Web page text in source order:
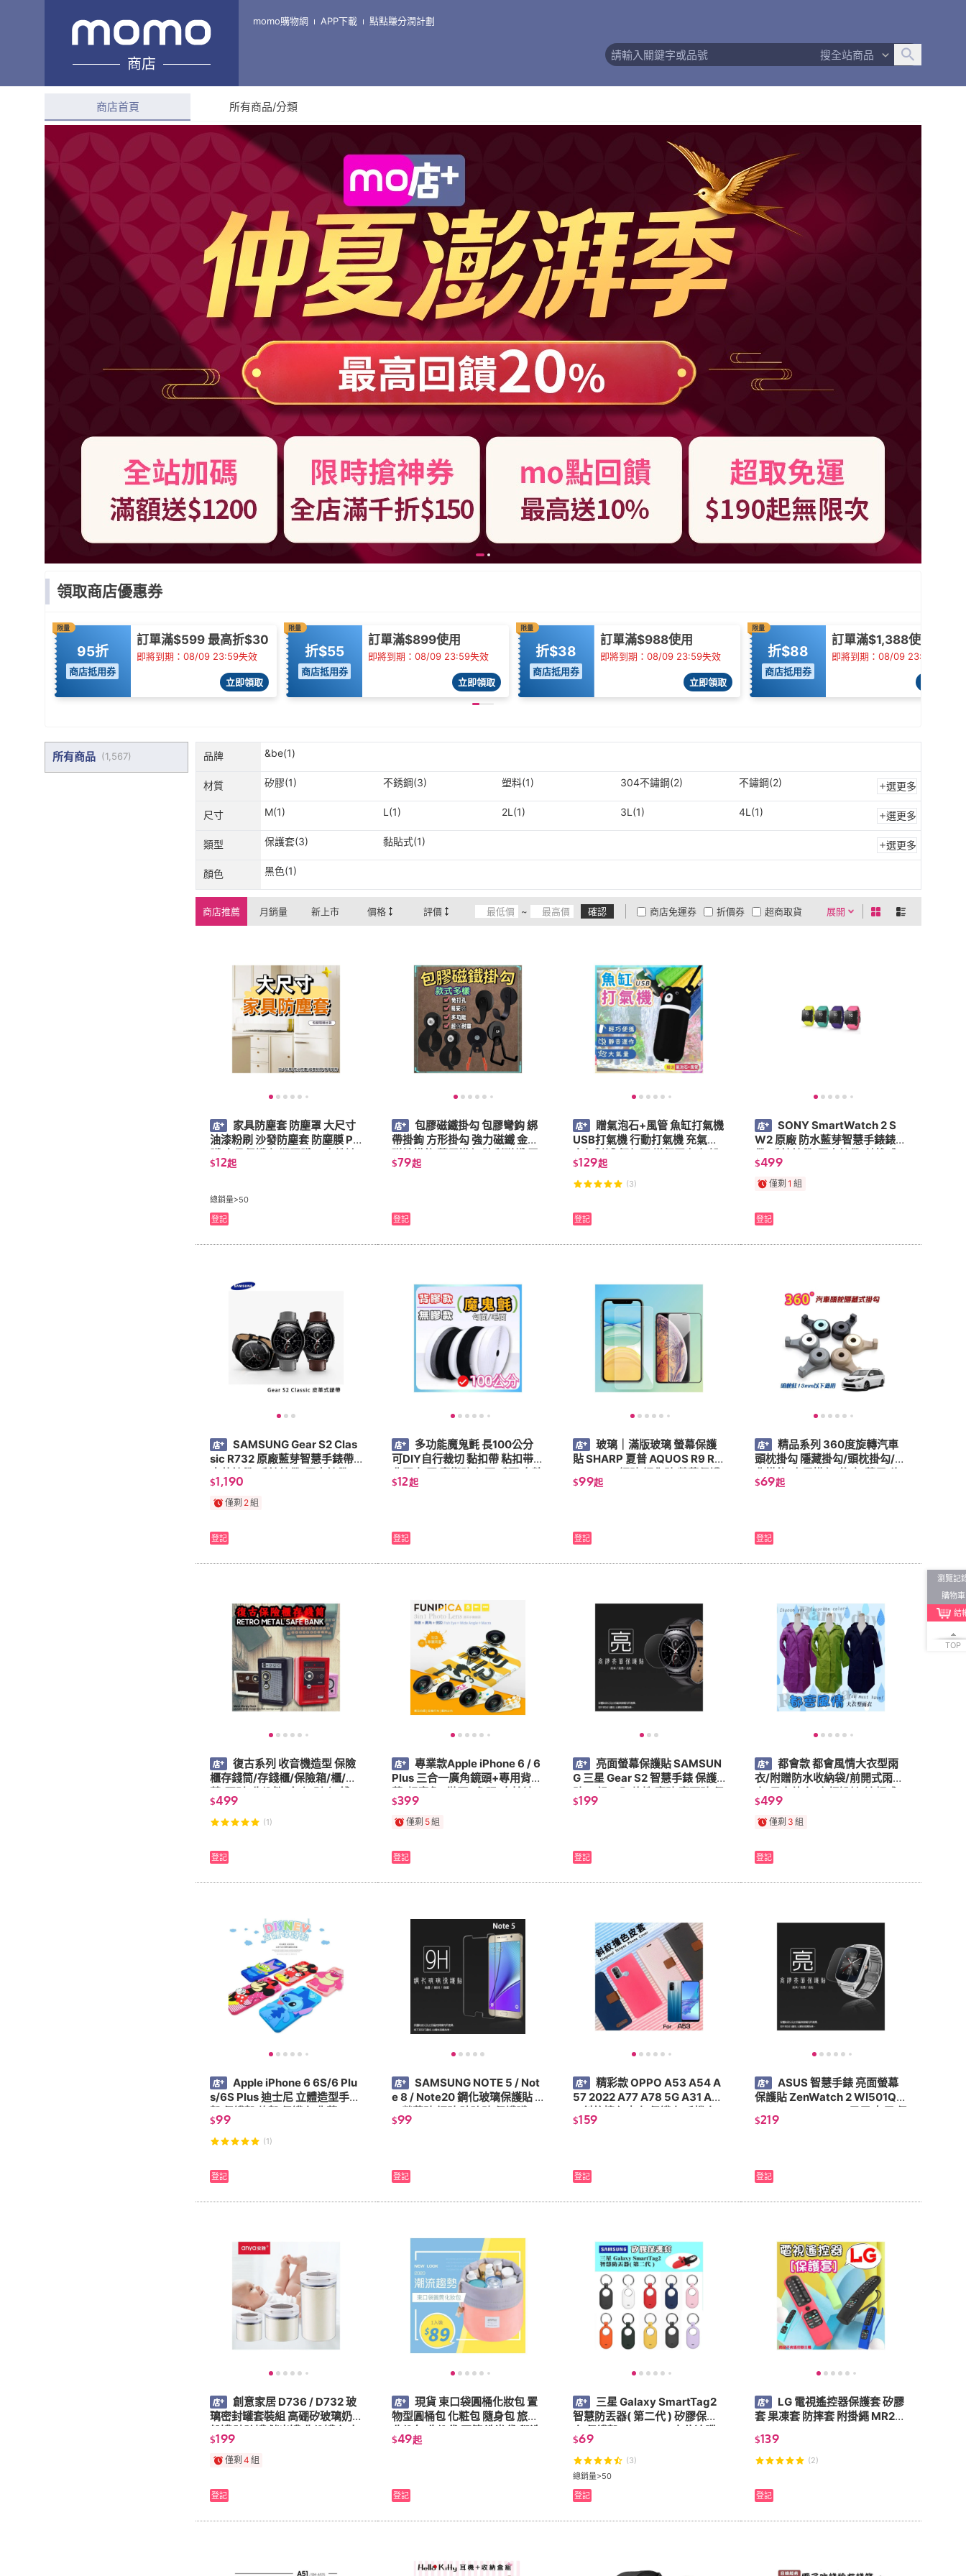
商店
momo購物網 APP下載 點點賺分潤計劃
搜全站商品
全盛網路通訊
綜合評分 商店簡介 退換貨須知
商店首頁 所有商品/分類
領取商店優惠券
限量
95折
商店抵用券
訂單滿$599 最高折$30
即將到期：08/09 23:59失效
立即領取
限量
折$55
商店抵用券
訂單滿$899使用
即將到期：08/09 23:59失效
立即領取
限量
折$38
商店抵用券
訂單滿$988使用
即將到期：08/09 23:59失效
立即領取
限量
折$88
商店抵用券
訂單滿$1,388使用
即將到期：08/09 23:59失效
所有商品 (1,567) 品牌 &be(1)
材質 矽膠(1) 不銹鋼(3) 塑料(1) 304不鏽鋼(2) 不鏽鋼(2) 選更多
尺寸 M(1) L(1) 2L(1) 3L(1) 4L(1) 選更多
類型 保護套(3) 黏貼式(1) 選更多
顏色 黑色(1)
商店推薦 月銷量 新上市 價格 評價 ~ 確認 展開
折價券
有影片
商品有量
超商取貨
商店免運券
0利率
2
及以上
家具防塵套 防塵罩 大尺寸
油漆粉刷 沙發防塵套 防塵膜 PE
膜 床具保護套 塑膠膜 一次性遮
蔽膜 傢俱防塵套 施工防塵
$12起
總銷量>50
登記
包膠磁鐵掛勾 包膠彎鈎 綁
帶掛鉤 方形掛勾 強力磁鐵 金屬
磁性掛鉤 萬用掛勾 防刮磁鐵 露
營磁鐵 收納吊鉤 強磁包膠掛鉤
$79起
登記
贈氣泡石+風管 魚缸打氣機
USB打氣機 行動打氣機 充氣機
空氣幫浦 氧氣泵 增氧泵 打氣設
備 水族箱配件 充氣筒
$129起
(3)
登記
SONY SmartWatch 2 S
W2 原廠 防水藍芽智慧手錶錶
帶/手錶錶帶/原廠錶帶/替換式
錶帶/神腦公司貨
$499
僅剩 1 組
登記
SAMSUNG Gear S2 Clas
sic R732 原廠藍芽智慧手錶帶/
皮革錶帶/手錶錶帶/原廠錶帶/
替換式錶帶
$1,190
僅剩 2組
登記
多功能魔鬼氈 長100公分
可DIY自行裁切 黏扣帶 粘扣带
背膠 無膠 魔術貼 勾面 毛面 自粘
貼 魔鬼沾 腳墊魔鬼氈
$12起
登記
玻璃｜滿版玻璃 螢幕保護
貼 SHARP 夏普 AQUOS R9 R1
貼 螢幕貼
$99起
登記
精品系列 360度旋轉汽車
頭枕掛勾 隱藏掛勾/頭枕掛勾/椅
背掛鉤/車用掛勾/後座/萬用/汽
車座椅/汽車用品
$69起
登記
復古系列 收音機造型 保險
櫃存錢筒/存錢櫃/保險箱/櫃/儲
蓄/理財/收納箱/金庫/財庫/錢
幣/零錢/私房錢
$499
(1)
登記
專業款Apple iPhone 6 / 6
Plus 三合一廣角鏡頭+專用背
蓋/超廣角+微距+魚眼/自拍神
器/手機鏡頭
$399
僅剩 5組
登記
亮面螢幕保護貼 SAMSUN
G 三星 Gear S2 智慧手錶 保護
貼 一組三入 軟性 亮貼 亮面貼 保
護膜
$199
登記
都會款 都會風情大衣型雨
衣/附贈防水收納袋/前開式雨
衣/風衣外套/高領設計/連帽式/
雙層袖口設計/輕便雨衣/連身雨
衣
$499
僅剩 3 組
登記
Apple iPhone 6 6S/6 Plu
s/6S Plus 迪士尼 立體造型手機
殼 保護殼 軟殼 保護套 背蓋
$99
(1)
登記
SAMSUNG NOTE 5 / Not
e 8 / Note20 鋼化玻璃保護貼 9
H 螢幕貼 鋼貼 玻璃貼 保護膜
$99
登記
精彩款 OPPO A53 A54 A
57 2022 A77 A78 5G A31 A3
8 斜紋撞色皮套 保護套 手機套
$159
登記
ASUS 智慧手錶 亮面螢幕
保護貼 ZenWatch 2 WI501Q/
WI502Q/WI500Q 男用 女用 保
護膜
$219
登記
創意家居 D736 / D732 玻
璃密封罐套裝組 高硼矽玻璃奶
粉罐 玻璃罐 儲米罐 收納罐 氣密
罐 咖啡豆 保鮮罐
$199
僅剩 4 組
登記
現貨 束口袋圓桶化妝包 置
物型圓桶包 化粧包 隨身包 旅行
收納包 收納袋 圓筒 洗漱袋 盥洗
包 內衣包 整理 束口化妝包
$49起
登記
三星 Galaxy SmartTag2
智慧防丟器( 第二代 ) 矽膠保護
套 保護殼 EI-T5600 定位追蹤
器防摔套
$69
(3)
總銷量>50
登記
LG 電視遙控器保護套 矽膠
套 果凍套 防摔套 附掛繩 MR21
MR22GN
$139
(2)
登記
瀏覽記
購物車
結
TOP